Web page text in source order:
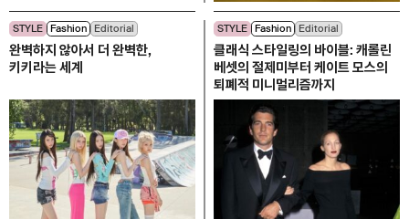
STYLE Fashion Editorial
완벽하지 않아서 더 완벽한,
키키라는 세계
STYLE Fashion Editorial
클래식 스타일링의 바이블: 캐롤린
베셋의 절제미부터 케이트 모스의
퇴폐적 미니멀리즘까지